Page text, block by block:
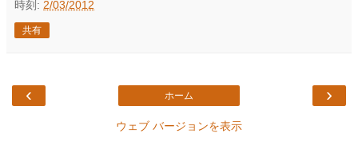
時刻: 2/03/2012
共有
‹ ›
ホーム
ウェブ バージョンを表示